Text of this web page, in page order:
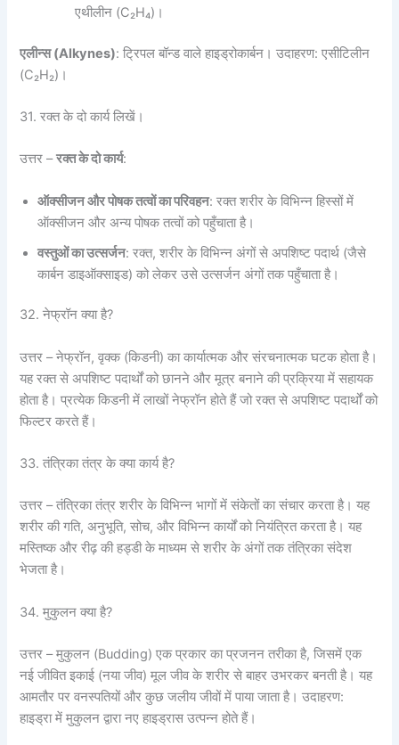
एथीलीन (C₂H₄)।
एलीन्स (Alkynes): ट्रिपल बॉन्ड वाले हाइड्रोकार्बन। उदाहरण: एसीटिलीन
(C₂H₂)।
31. रक्त के दो कार्य लिखें।
उत्तर –रक्त के दो कार्य:
ऑक्सीजन और पोषक तत्वों का परिवहन: रक्त शरीर के विभिन्न हिस्सों में
ऑक्सीजन और अन्य पोषक तत्वों को पहुँचाता है।
वस्तुओं का उत्सर्जन: रक्त, शरीर के विभिन्न अंगों से अपशिष्ट पदार्थ (जैसे
कार्बन डाइऑक्साइड) को लेकर उसे उत्सर्जन अंगों तक पहुँचाता है।
32. नेफ्रॉन क्या है?
उत्तर – नेफ्रॉन, वृक्क (किडनी) का कार्यात्मक और संरचनात्मक घटक होता है।
यह रक्त से अपशिष्ट पदार्थों को छानने और मूत्र बनाने की प्रक्रिया में सहायक
होता है। प्रत्येक किडनी में लाखों नेफ्रॉन होते हैं जो रक्त से अपशिष्ट पदार्थों को
फिल्टर करते हैं।
33. तंत्रिका तंत्र के क्या कार्य है?
उत्तर – तंत्रिका तंत्र शरीर के विभिन्न भागों में संकेतों का संचार करता है। यह
शरीर की गति, अनुभूति, सोच, और विभिन्न कार्यों को नियंत्रित करता है। यह
मस्तिष्क और रीढ़ की हड्डी के माध्यम से शरीर के अंगों तक तंत्रिका संदेश
भेजता है।
34. मुकुलन क्या है?
उत्तर – मुकुलन (Budding) एक प्रकार का प्रजनन तरीका है, जिसमें एक
नई जीवित इकाई (नया जीव) मूल जीव के शरीर से बाहर उभरकर बनती है। यह
आमतौर पर वनस्पतियों और कुछ जलीय जीवों में पाया जाता है। उदाहरण:
हाइड्रा में मुकुलन द्वारा नए हाइड्रास उत्पन्न होते हैं।